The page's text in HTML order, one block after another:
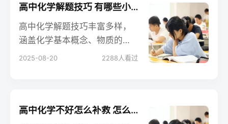
架。以下是小编整理的内容，
大家可以参考。
高中化学解题技巧 有哪些小窍门
高中化学解题技巧丰富多样，
涵盖化学基本概念、物质的
量、守恒法、估算法、差量法
2025-08-20 2288 人看过
高中化学不好怎么补救 怎么提分快